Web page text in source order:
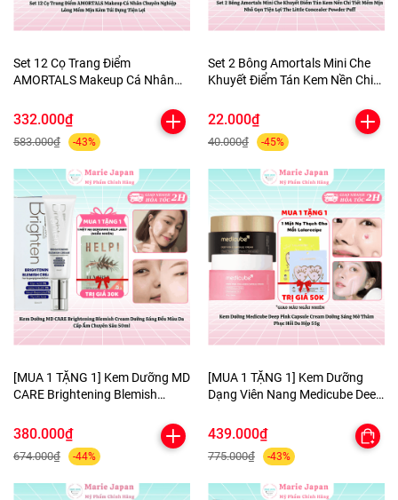
Set 12 Cọ Trang Điểm
AMORTALS Makeup Cá Nhân
Kèm Túi Đựng Tiện Lợi
332.000₫
583.000₫ -43%
Set 2 Bông Amortals Mini Che
Khuyết Điểm Tán Kem Nền Chi
The Little Concealer Powder
22.000₫
40.000₫ -45%
[MUA 1 TẶNG 1] Kem Dưỡng MD
CARE Brightening Blemish
Cấp Ẩm Chuyên Sâu 50ml-
TẶNG 1 MẶT NẠ BERGAMO
HELP JARY
380.000₫
674.000₫ -44%
[MUA 1 TẶNG 1] Kem Dưỡng
Dạng Viên Nang Medicube Deep
Sáng Mờ Thâm Phục Hồi Da
Hộp 55g - TẶNG MẶT NẠ MẮT
439.000₫
775.000₫ -43%